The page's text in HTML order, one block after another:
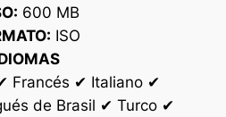
600 MB
ISO
Francés ✔ Italiano ✔
de Brasil ✔ Turco ✔